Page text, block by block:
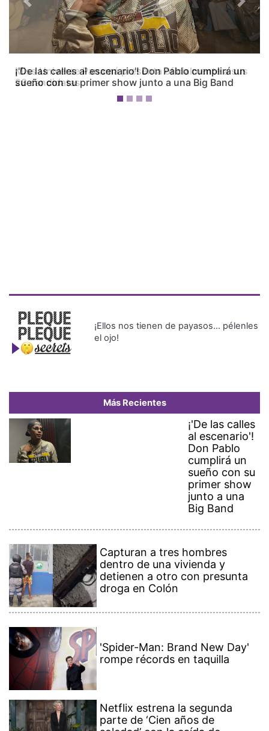
¡'De las calles al escenario'! Don Pablo cumplirá un
sueño con su primer show junto a una Big Band
Previous Next
¡Ellos nos tienen de payasos… pélenles
el ojo!
Más Recientes
¡'De las calles
al escenario'!
Don Pablo
cumplirá un
sueño con su
primer show
junto a una
Big Band
Capturan a tres hombres
dentro de una vivienda y
detienen a otro con presunta
droga en Colón
'Spider-Man: Brand New Day'
rompe récords en taquilla
Netflix estrena la segunda
parte de ‘Cien años de